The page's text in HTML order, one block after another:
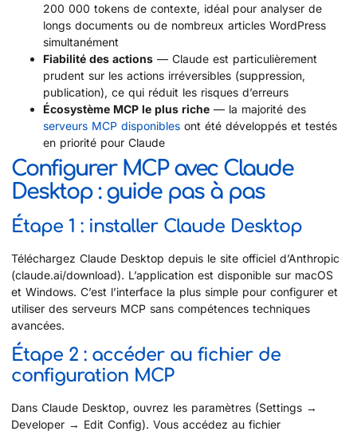
200 000 tokens de contexte, idéal pour analyser de
longs documents ou de nombreux articles WordPress
simultanément
Fiabilité des actions — Claude est particulièrement
prudent sur les actions irréversibles (suppression,
publication), ce qui réduit les risques d’erreurs
Écosystème MCP le plus riche — la majorité des
serveurs MCP disponibles ont été développés et testés
en priorité pour Claude
Configurer MCP avec Claude
Desktop : guide pas à pas
Étape 1 : installer Claude Desktop
Téléchargez Claude Desktop depuis le site officiel d’Anthropic
(claude.ai/download). L’application est disponible sur macOS
et Windows. C’est l’interface la plus simple pour configurer et
utiliser des serveurs MCP sans compétences techniques
avancées.
Étape 2 : accéder au fichier de
configuration MCP
Dans Claude Desktop, ouvrez les paramètres (Settings →
Developer → Edit Config). Vous accédez au fichier